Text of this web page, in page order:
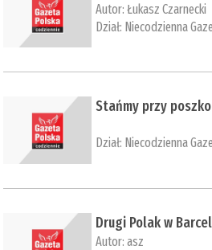
Autor:Łukasz Czarnecki
Dział: Niecodzienna
Stańmy przy
Dział: Niecodzienna
Drugi Polak w
Autor:asz